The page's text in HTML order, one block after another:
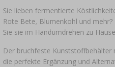
ETIKETTEN
Sie lieben fermentierte
Rote Bete, Blumenkohl und
Sie sie im Handumdrehen zu
Der bruchfeste Kunststoffbehälter
die perfekte Ergänzung und